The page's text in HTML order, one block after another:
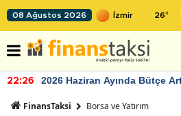
08 Ağustos 2026 26°
22:26 2026 Haziran Ayında Bütçe
FinansTaksi Borsa ve Yatırım